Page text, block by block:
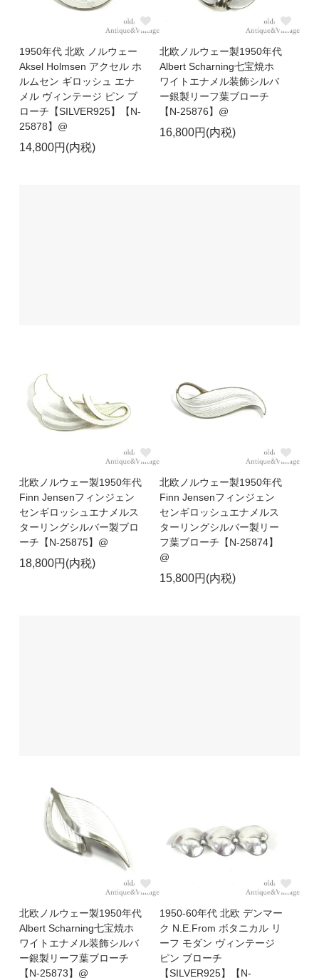
1950年代 北欧 ノルウェー
Aksel Holmsen アクセル ホ
ルムセン ギロッシュ エナ
メル ヴィンテージ ピン ブ
ローチ【SILVER925】【N-
25878】@
14,800円(内税)
北欧ノルウェー製1950年代
Albert Scharning七宝焼ホ
ワイトエナメル装飾シルバ
ー銀製リーフ葉ブローチ
【N-25876】@
16,800円(内税)
北欧ノルウェー製1950年代
Finn Jensenフィンジェン
センギロッシュエナメルス
ターリングシルバー製ブロ
ーチ【N-25875】@
18,800円(内税)
北欧ノルウェー製1950年代
Finn Jensenフィンジェン
センギロッシュエナメルス
ターリングシルバー製リー
フ葉ブローチ【N-25874】
@
15,800円(内税)
北欧ノルウェー製1950年代
Albert Scharning七宝焼ホ
ワイトエナメル装飾シルバ
ー銀製リーフ葉ブローチ
【N-25873】@
1950-60年代 北欧 デンマー
ク N.E.From ボタニカル リ
ーフ モダン ヴィンテージ
ピン ブローチ
【SILVER925】【N-